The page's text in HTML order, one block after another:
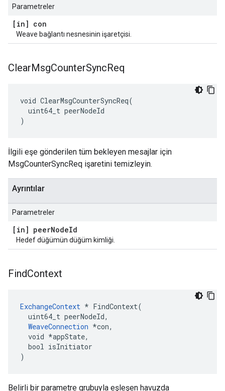
Parametreler
[in] con
Weave bağlantı nesnesinin işaretçisi.
ClearMsgCounterSyncReq
void ClearMsgCounterSyncReq(
  uint64_t peerNodeId
)
İlgili eşe gönderilen tüm bekleyen mesajlar için
MsgCounterSyncReq işaretini temizleyin.
Ayrıntılar
Parametreler
[in] peerNodeId
Hedef düğümün düğüm kimliği.
FindContext
ExchangeContext * FindContext(
  uint64_t peerNodeId,
WeaveConnection *con,
  void *appState,
  bool isInitiator
)
Belirli bir parametre grubuyla eşleşen havuzda